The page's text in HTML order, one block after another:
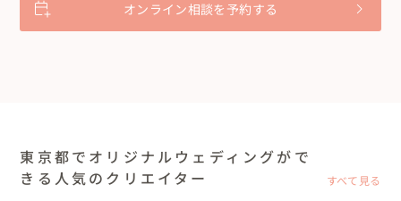
オンライン相談を予約する
東京都でオリジナルウェディングがで
きる人気のクリエイター
すべて見る